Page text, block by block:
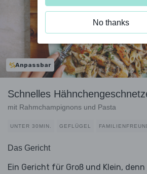
Anpassbar
Schnelles
mit Rahmchampignons und Pasta
UNTER 30MIN. GEFLÜGEL
Das Gericht
Ein Gericht für Groß und Klein,
No thanks